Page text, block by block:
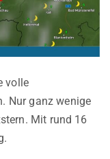
volle
Nur ganz wenige
Mit rund 16